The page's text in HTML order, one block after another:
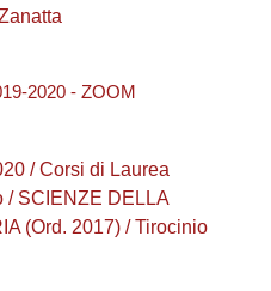
2020 - ZOOM
/ Corsi di Laurea
/ SCIENZE DELLA
(Ord. 2017) / Tirocinio